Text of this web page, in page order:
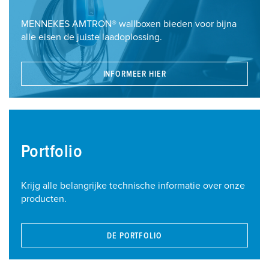
MENNEKES AMTRON® wallboxen bieden voor bijna
alle eisen de juiste laadoplossing.
INFORMEER HIER
Portfolio
Krijg alle belangrijke technische informatie over onze
producten.
DE PORTFOLIO